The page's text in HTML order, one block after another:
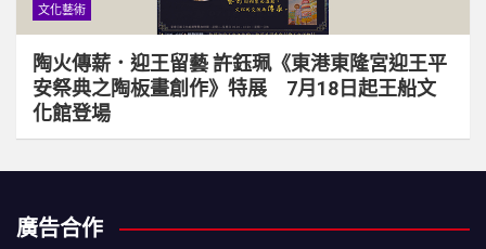
文化藝術
陶火傳薪．迎王留藝 許鈺珮《東港東隆宮迎王平
安祭典之陶板畫創作》特展 7月18日起王船文
化館登場
廣告合作